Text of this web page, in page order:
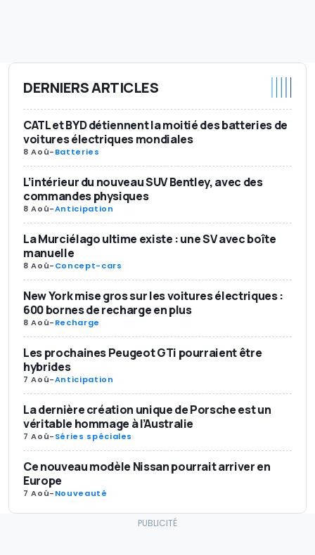
DERNIERS ARTICLES
CATL et BYD détiennent la moitié des batteries de
voitures électriques mondiales
8 Aoû-Batteries
L’intérieur du nouveau SUV Bentley, avec des
commandes physiques
8 Aoû-Anticipation
La Murciélago ultime existe : une SV avec boîte
manuelle
8 Aoû-Concept-cars
New York mise gros sur les voitures électriques :
600 bornes de recharge en plus
8 Aoû-Recharge
Les prochaines Peugeot GTi pourraient être
hybrides
7 Aoû-Anticipation
La dernière création unique de Porsche est un
véritable hommage à l’Australie
7 Aoû-Séries spéciales
Ce nouveau modèle Nissan pourrait arriver en
Europe
7 Aoû-Nouveauté